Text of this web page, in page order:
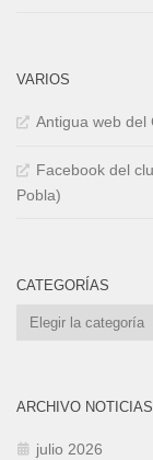
VARIOS
Antigua web del
Facebook del
Pobla)
CATEGORÍAS
Categorías
ARCHIVO NOTICIAS
julio 2026